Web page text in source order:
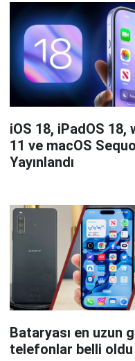
iOS 18, iPadOS 18,
11 ve macOS
Yayınlandı
Bataryası en uzun
telefonlar belli oldu